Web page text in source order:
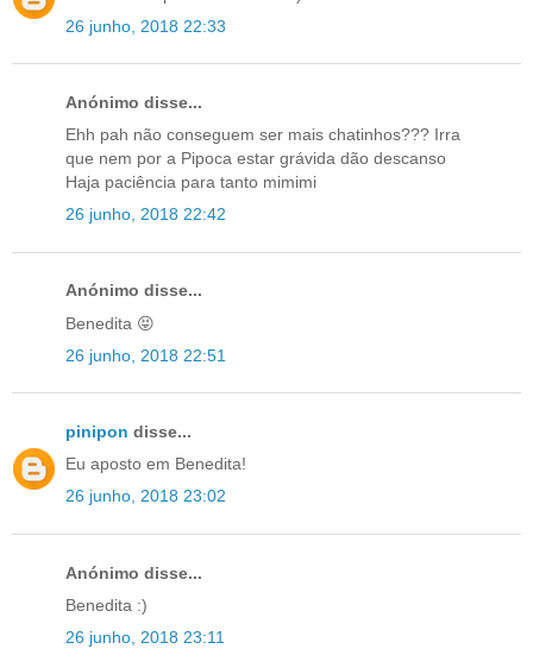
26 junho, 2018 22:33
Anónimo disse...
Ehh pah não conseguem ser mais chatinhos??? Irra
que nem por a Pipoca estar grávida dão descanso
Haja paciência para tanto mimimi
26 junho, 2018 22:42
Anónimo disse...
Benedita 😝
26 junho, 2018 22:51
pinipon disse...
Eu aposto em Benedita!
26 junho, 2018 23:02
Anónimo disse...
Benedita :)
26 junho, 2018 23:11